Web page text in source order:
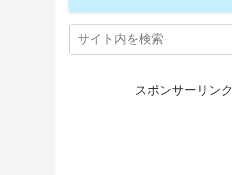
スポンサーリンク